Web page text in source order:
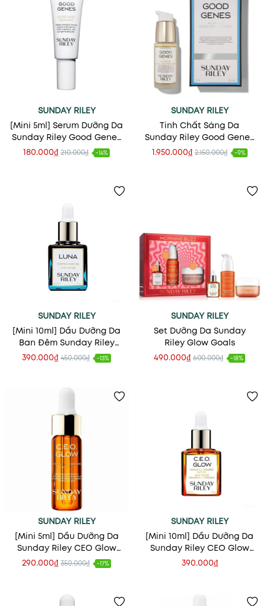
SUNDAY RILEY
[Mini 5ml] Serum Dưỡng Da
Sunday Riley Good Genes
All-In-One Lactic Acid
180.000₫ 210.000₫ -14%
SUNDAY RILEY
Tinh Chất Sáng Da
Sunday Riley Good Genes
All-In-One Lactic Acid
1.950.000₫ 2.150.000₫ -9%
SUNDAY RILEY
[Mini 10ml] Dầu Dưỡng Da
Ban Đêm Sunday Riley
LUNA Sleeping Night Oil
390.000₫ 450.000₫ -13%
SUNDAY RILEY
Set Dưỡng Da Sunday
Riley Glow Goals
490.000₫ 600.000₫ -18%
SUNDAY RILEY
[Mini 5ml] Dầu Dưỡng Da
Sunday Riley CEO Glow
Vitamin C + Turmeric Face
290.000₫ 350.000₫ -17%
SUNDAY RILEY
[Mini 10ml] Dầu Dưỡng Da
Sunday Riley CEO Glow
Vitamin C + Turmeric Face
390.000₫